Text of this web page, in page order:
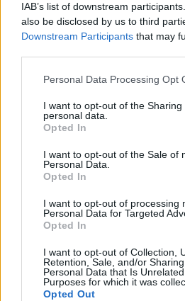
IAB’s list of downstream
also be disclosed by us to third
Downstream Participants that may
Please note that this website/app
not limited to your visit or usage
grant or deny consent to Google
use your data for below specified
consent section.
Personal Data Processing Opt
I want to opt-out of the Sharing
personal data.
Opted In
I want to opt-out of the Sale of
Personal Data.
Opted In
I want to opt-out of processing
Personal Data for Targeted
Opted In
I want to opt-out of Collection,
Retention, Sale, and/or
Personal Data that Is
Purposes for which it was
Opted Out
Országos hírek
A lakosságra is fontos szerep
Folytatódik a szúnyogírtás szerte az
tigrisszúnyog a vízhiány ellenére is
felhasználta az
évre elegendő
Helyi hírek
szeptemberig